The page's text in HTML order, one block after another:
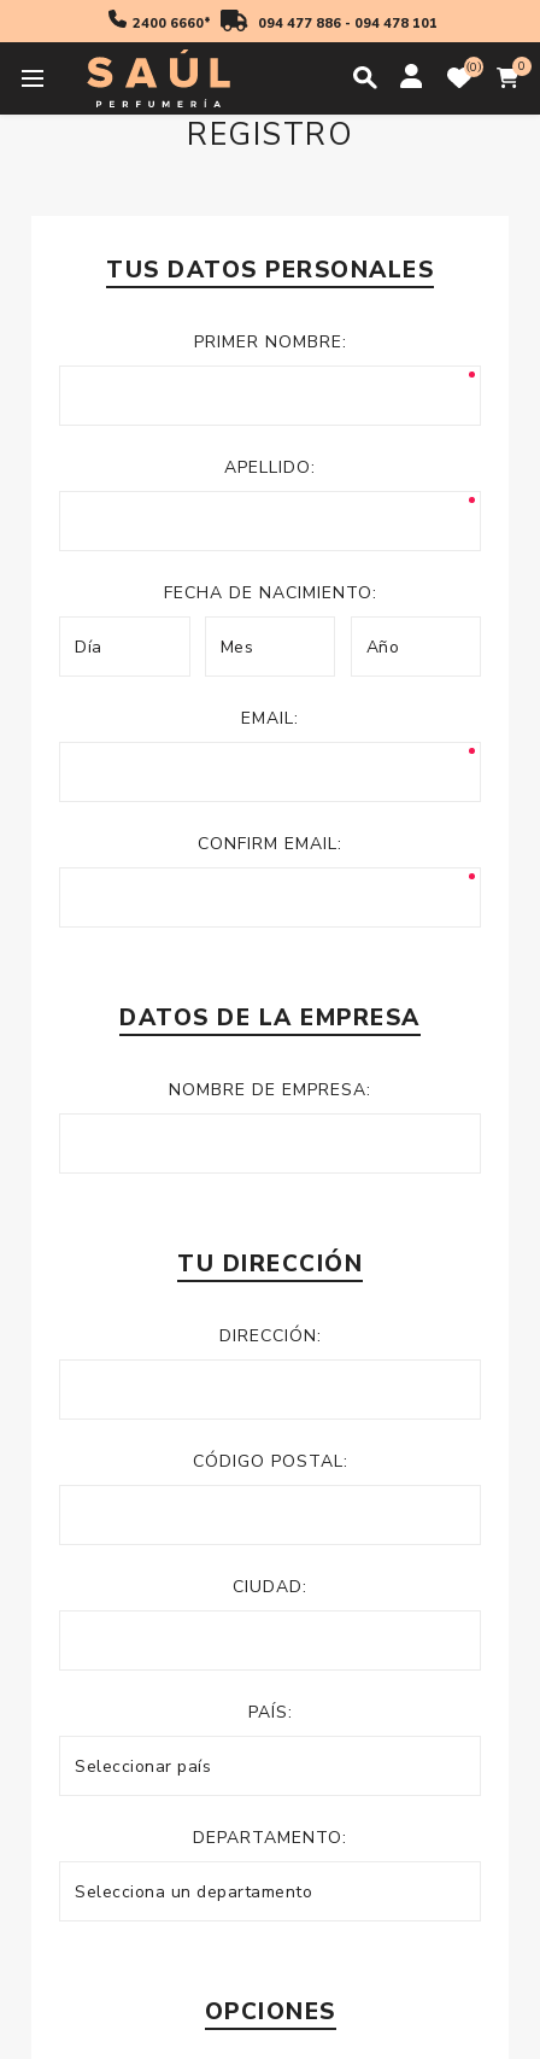
2400 6660* 094 477 886- 094 478 101
0 0
REGISTRO
TUS DATOS PERSONALES
PRIMER NOMBRE:
APELLIDO:
FECHA DE NACIMIENTO:
EMAIL:
CONFIRM EMAIL:
DATOS DE LA EMPRESA
NOMBRE DE EMPRESA:
TU DIRECCIÓN
DIRECCIÓN:
CÓDIGO POSTAL:
CIUDAD:
PAÍS:
DEPARTAMENTO:
OPCIONES